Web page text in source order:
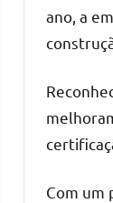
ano, a
Com um